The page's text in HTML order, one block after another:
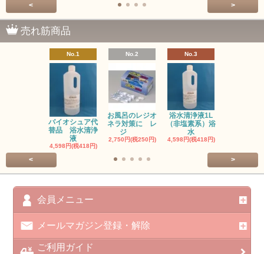
< >
売れ筋商品
No.1
バイオシュア代
替品 浴水清浄
液
4,598円(税418円)
No.2
お風呂のレジオ
ネラ対策に レ
ジ
2,750円(税250円)
No.3
浴水清浄液1L
（非塩素系）浴
水
4,598円(税418円)
< >
会員メニュー
メールマガジン登録・解除
ご利用ガイド